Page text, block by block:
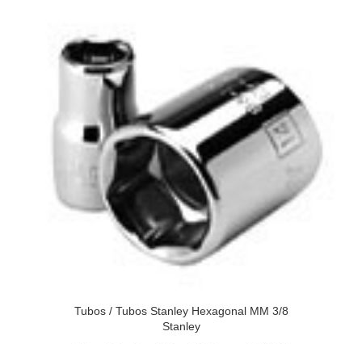
Tubos/ Tubos Stanley Hexagonal MM 3/8
Stanley